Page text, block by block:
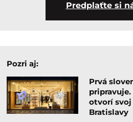
Predplaťte si
Pozri aj:
Prvá
pripravuje.
otvorí svoj
Bratislavy